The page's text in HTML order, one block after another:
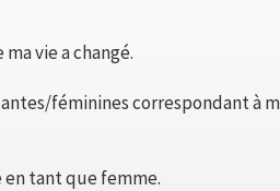
vie a changé.
féminines correspondant à
en tant que femme.